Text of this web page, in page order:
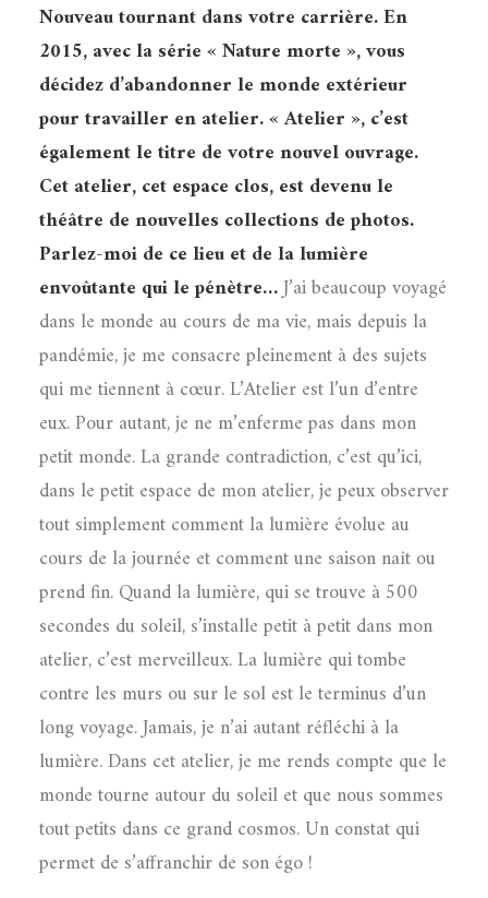
Nouveau tournant dans votre carrière. En
2015, avec la série « Nature morte », vous
décidez d’abandonner le monde extérieur
pour travailler en atelier. « Atelier », c’est
également le titre de votre nouvel ouvrage.
Cet atelier, cet espace clos, est devenu le
théâtre de nouvelles collections de photos.
Parlez-moi de ce lieu et de la lumière
envoûtante qui le pénètre…J’ai beaucoup voyagé
dans le monde au cours de ma vie, mais depuis la
pandémie, je me consacre pleinement à des sujets
qui me tiennent à cœur. L’Atelier est l’un d’entre
eux. Pour autant, je ne m’enferme pas dans mon
petit monde. La grande contradiction, c’est qu’ici,
dans le petit espace de mon atelier, je peux observer
tout simplement comment la lumière évolue au
cours de la journée et comment une saison naît ou
prend fin. Quand la lumière, qui se trouve à 500
secondes du soleil, s’installe petit à petit dans mon
atelier, c’est merveilleux. La lumière qui tombe
contre les murs ou sur le sol est le terminus d’un
long voyage. Jamais, je n’ai autant réfléchi à la
lumière. Dans cet atelier, je me rends compte que le
monde tourne autour du soleil et que nous sommes
tout petits dans ce grand cosmos. Un constat qui
permet de s’affranchir de son égo !